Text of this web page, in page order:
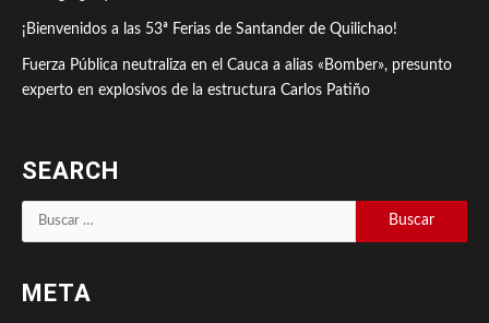
¡Bienvenidos a las 53ª Ferias de Santander de Quilichao!
Fuerza Pública neutraliza en el Cauca a alias «Bomber», presunto
experto en explosivos de la estructura Carlos Patiño
SEARCH
Buscar:
META